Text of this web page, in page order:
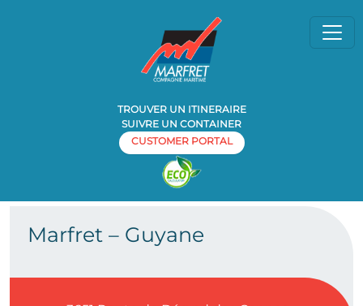
TROUVER UN ITINERAIRE
SUIVRE UN CONTAINER
CUSTOMER PORTAL
Marfret – Guyane
Marfret – Guyane